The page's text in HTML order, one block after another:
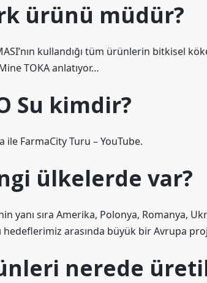
ürünü müdür?
kullandığı tüm ürünlerin bitkisel
TOKA anlatıyor…
Su kimdir?
ile FarmaCity Turu – YouTube.
ülkelerde var?
yanı sıra Amerika, Polonya, Romanya,
arasında büyük bir Avrupa
nerede